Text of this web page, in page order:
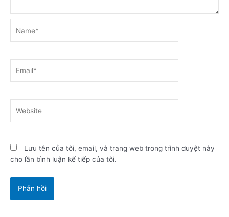
Lưu tên của tôi, email, và trang web trong trình duyệt này
cho lần bình luận kế tiếp của tôi.